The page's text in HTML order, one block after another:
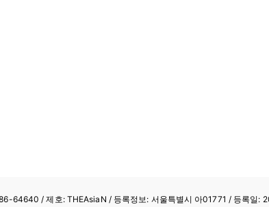
64640 / 제호: THEAsiaN / 등록정보: 서울특별시 아01771 / 등록일: